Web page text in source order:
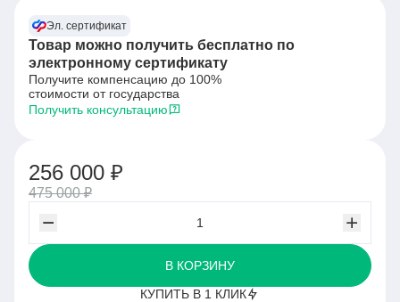
Эл. сертификат
Товар можно получить бесплатно по
электронному сертификату
Получите компенсацию до 100%
стоимости от государства
Получить консультацию
256 000 ₽
475 000 ₽
В КОРЗИНУ
КУПИТЬ В 1 КЛИК